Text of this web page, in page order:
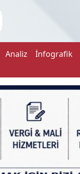
Analiz İnfografik